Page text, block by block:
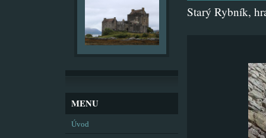
MENU
Úvod
Starý Rybník,